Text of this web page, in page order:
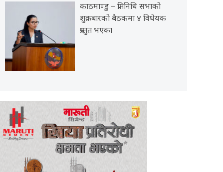
काठमाण्डु – प्रतिनिधि सभाको
शुक्रबारको बैठकमा ४ विधेयक
प्रस्तुत भएका